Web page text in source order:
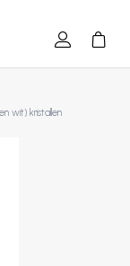
wit) kristallen